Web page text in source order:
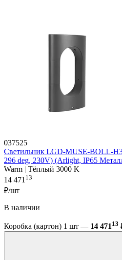
037525
Светильник LGD-MUSE-BOLL-
296 deg, 230V) (Arlight, IP65
Warm | Тёплый 3000 K
14 47113
₽/шт
В наличии
Коробка (картон) 1 шт — 14 471 13